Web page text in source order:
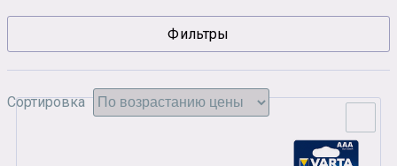
Сувенирная продукция Зарядные устройства
Аксессуары
Фильтры
Сортировка